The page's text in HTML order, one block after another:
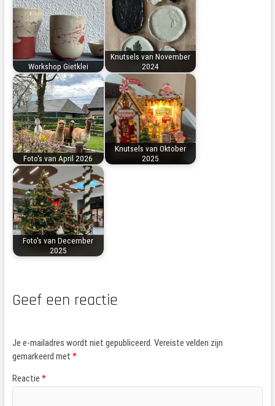
Workshop Gietklei
Knutsels van November
2024
Foto's van April 2026
Knutsels van Oktober
2025
Foto's van December
2025
Geef een reactie
Je e-mailadres wordt niet gepubliceerd. Vereiste velden zijn
gemarkeerd met *
Reactie *